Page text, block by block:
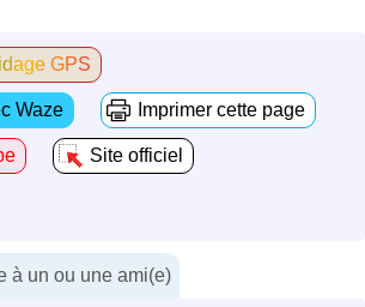
GPS
Waze Imprimer cette page
Site officiel
à un ou une ami(e)